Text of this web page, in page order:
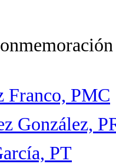
Franco, PMC
González,
PT